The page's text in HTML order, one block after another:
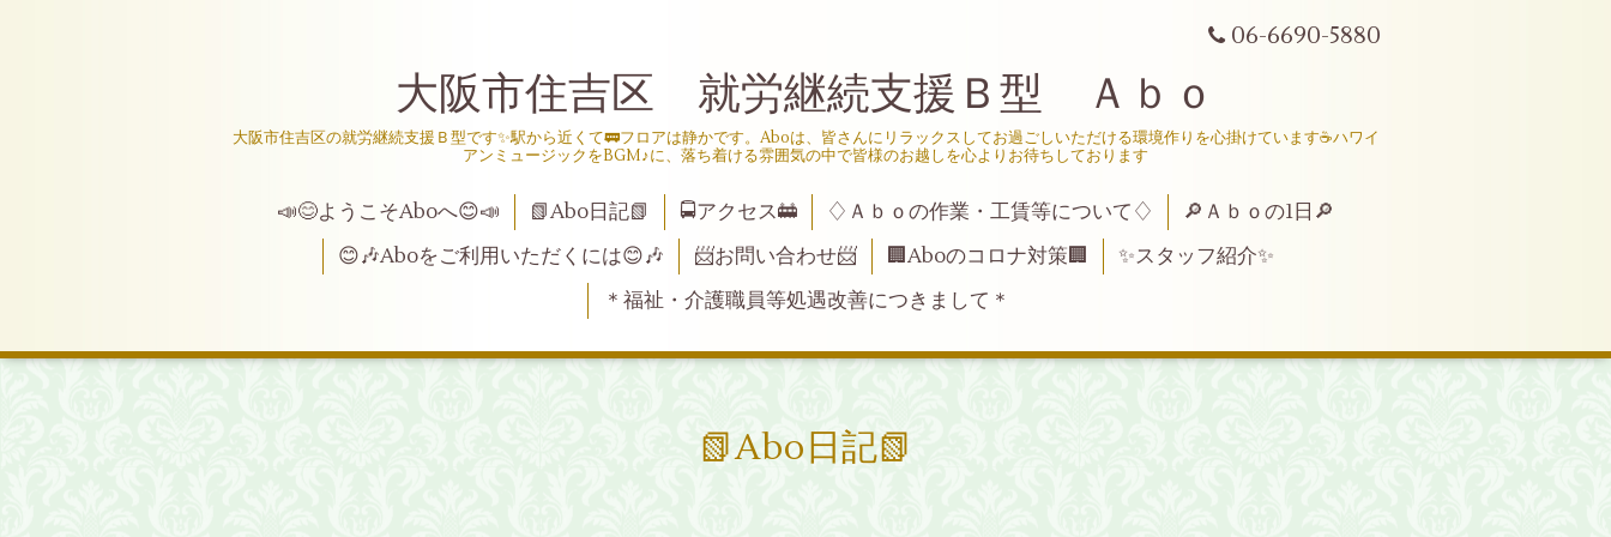
06-6690-5880
大阪市住吉区 就労継続支援Ｂ型 Ａｂｏ
大阪市住吉区の就労継続支援Ｂ型です✨駅から近くて🚃フロアは静かです。Aboは、皆さんにリラックスしてお過ごしいただける環境作りを心掛けています☕ハワイ
アンミュージックをBGM♪に、落ち着ける雰囲気の中で皆様のお越しを心よりお待ちしております
📣😊ようこそAboへ😊📣 📗Abo日記📗 🚍アクセス🚋 ♢Ａｂｏの作業・工賃等について♢
🔎Ａｂｏの1日🔎
😊🎶Aboをご利用いただくには😊🎶
📨お問い合わせ📨 🏢Aboのコロナ対策🏢
✨スタッフ紹介✨
＊福祉・介護職員等処遇改善につきまして＊
📗Abo日記📗